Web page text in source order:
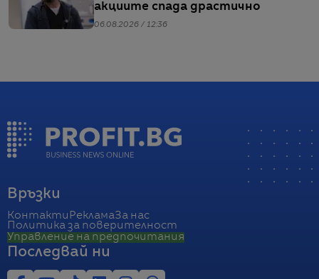
акциите спада драстично
06.08.2026 / 12:36
Връзки
Контакти РекламаЗа нас
Политика за поверителност
Управление на предпочитания
Последвай ни